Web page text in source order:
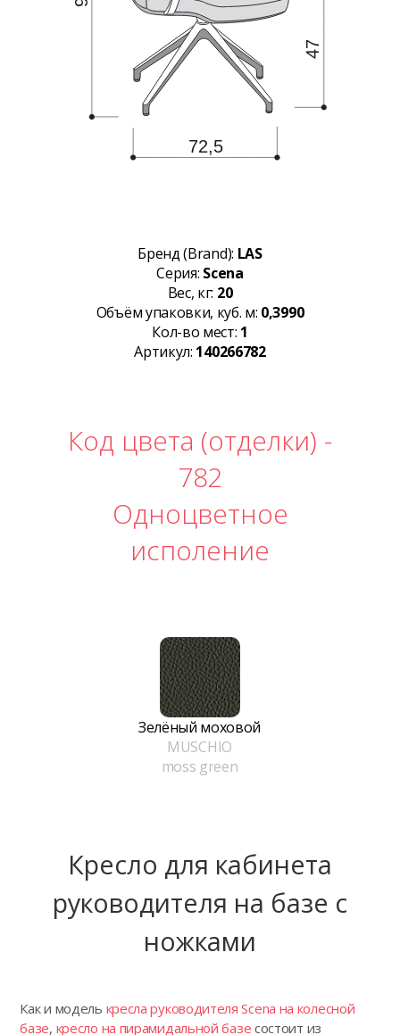
Бренд (Brand): LAS
Серия: Scena
Вес, кг: 20
Объём упаковки, куб. м: 0,3990
Кол-во мест: 1
Артикул: 140266782
Код цвета (отделки) -
782
Одноцветное
исполение
Зелёный моховой
MUSCHIO
moss green
Кресло для кабинета
руководителя на базе с
ножками
Как и модель кресла руководителя Scena на колесной
базе, кресло на пирамидальной базе состоит из